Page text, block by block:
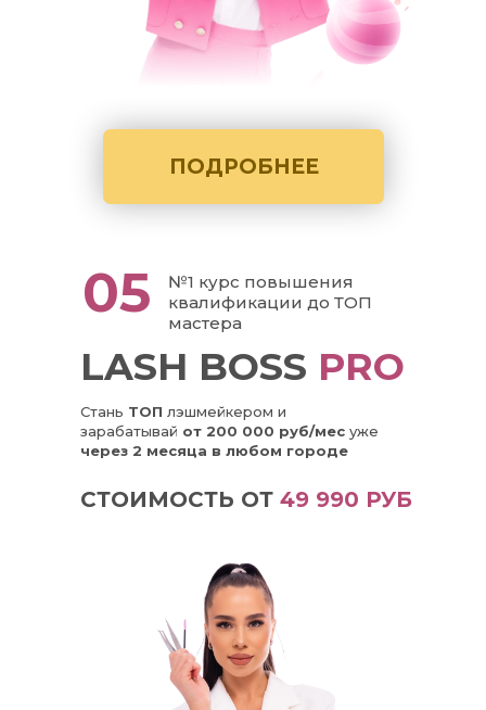
ПОДРОБНЕЕ
LASH BOSS PRO
№1 курс повышения
квалификации до ТОП
мастера
СТОИМОСТЬ ОТ 49 990 РУБ
05
Стань ТОП лэшмейкером и
зарабатывай от 200 000 руб/мес уже
через 2 месяца в любом городе